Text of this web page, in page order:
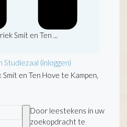
Smit en Ten ...
Studiezaal (inloggen)
en Ten Hove te Kampen,
Door leestekens in uw
zoekopdracht te